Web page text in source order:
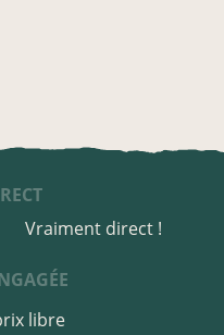
Vraiment direct !
libre